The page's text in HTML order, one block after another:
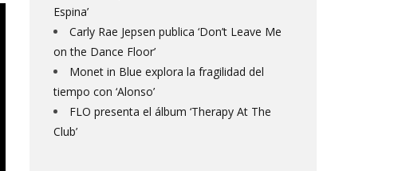
Espina’
Carly Rae Jepsen publica ‘Don’t Leave Me
on the Dance Floor’
Monet in Blue explora la fragilidad del
tiempo con ‘Alonso’
FLO presenta el álbum ‘Therapy At The
Club’